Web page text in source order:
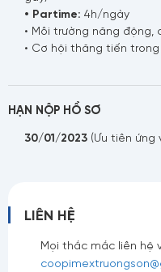
• Partime: 4h/ngày
• Môi trường năng động,
• Cơ hội thăng tiến
HẠN NỘP HỒ SƠ
30/01/2023 (Ưu tiên ứng
LIÊN HỆ
Mọi thắc mắc liên hệ